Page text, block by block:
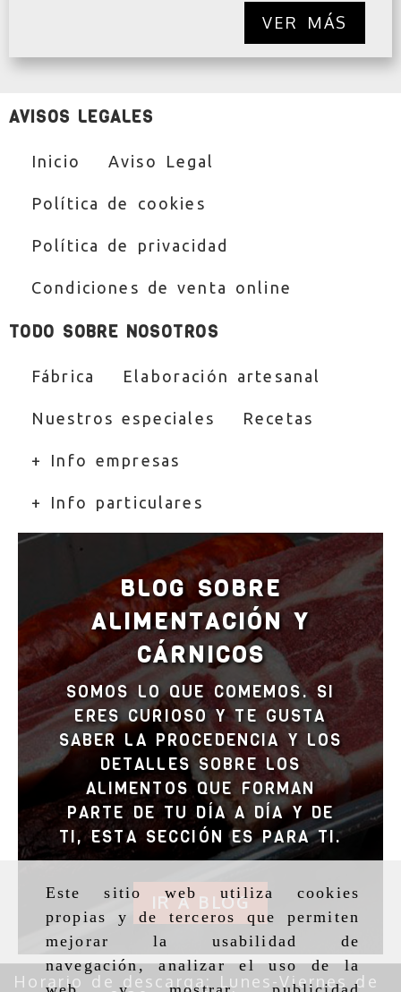
Este sitio web utiliza cookies
propias y de terceros que permiten
mejorar la usabilidad de
navegación, analizar el uso de la
VER MÁS
AVISOS LEGALES
Aviso Legal
Política de cookies
Política de privacidad
Condiciones de venta online
TODO SOBRE NOSOTROS
Fábrica Elaboración artesanal
Nuestros especiales
+ Info particulares
BLOG SOBRE
ALIMENTACIÓN Y
CÁRNICOS
SOMOS LO QUE COMEMOS. SI
ERES CURIOSO Y TE GUSTA
SABER LA PROCEDENCIA Y LOS
DETALLES SOBRE LOS
ALIMENTOS QUE FORMAN
PARTE DE TU DÍA A DÍA Y DE
TI, ESTA SECCIÓN ES PARA TI.
IR A BLOG
Horario de descarga: Lunes-Viernes de
9:30 a 14:30 horas